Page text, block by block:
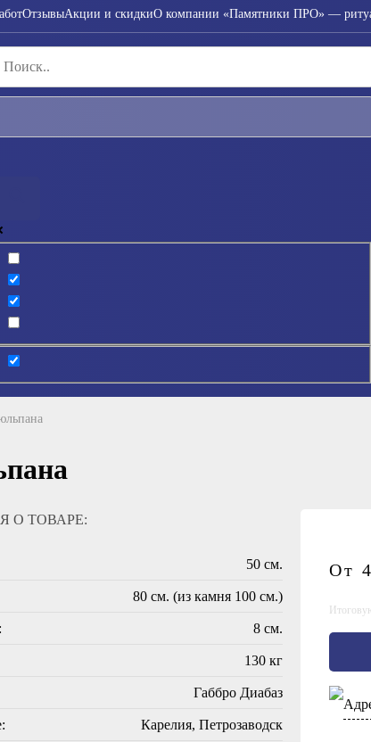
ОтзывыАкции и скидкиО компании «Памятники ПРО» —
О ТОВАРЕ:
50 см.
80 см. (из камня 100 см.)
8 см.
130 кг
Габбро Диабаз
Карелия, Петрозаводск
От